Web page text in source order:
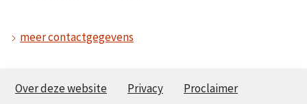
meer contactgegevens
Over deze website Privacy Proclaimer